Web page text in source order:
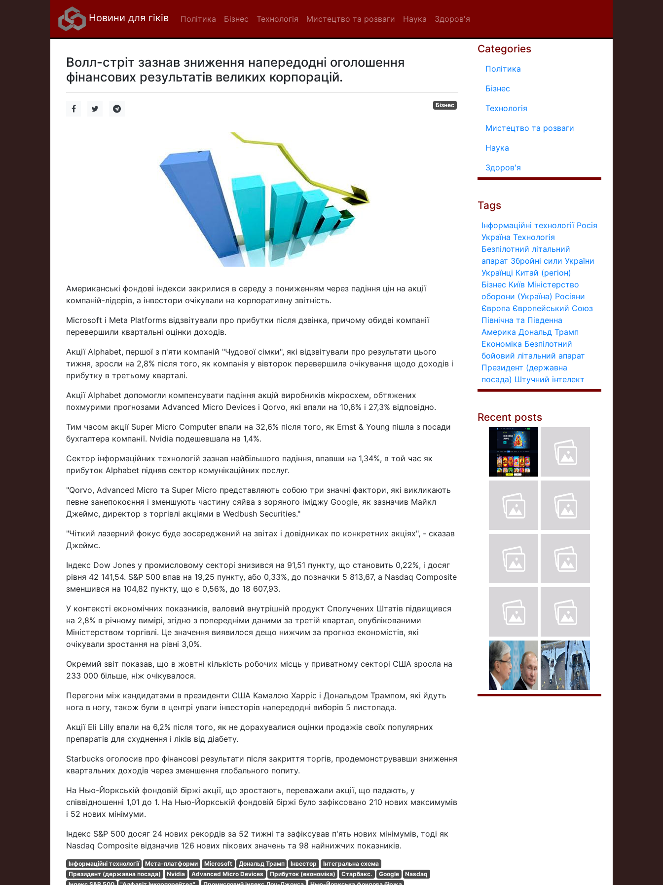
Новини для гіків Політика Бізнес Технологія Мистецтво та розваги Наука Здоров'я
Волл-стріт зазнав зниження напередодні оголошення
фінансових результатів великих корпорацій.
Бізнес
Американські фондові індекси закрилися в середу з пониженням через падіння цін на акції
компаній-лідерів, а інвестори очікували на корпоративну звітність.
Microsoft і Meta Platforms відзвітували про прибутки після дзвінка, причому обидві компанії
перевершили квартальні оцінки доходів.
Акції Alphabet, першої з п'яти компаній "Чудової сімки", які відзвітували про результати цього
тижня, зросли на 2,8% після того, як компанія у вівторок перевершила очікування щодо доходів і
прибутку в третьому кварталі.
Акції Alphabet допомогли компенсувати падіння акцій виробників мікросхем, обтяжених
похмурими прогнозами Advanced Micro Devices і Qorvo, які впали на 10,6% і 27,3% відповідно.
Тим часом акції Super Micro Computer впали на 32,6% після того, як Ernst & Young пішла з посади
бухгалтера компанії. Nvidia подешевшала на 1,4%.
Сектор інформаційних технологій зазнав найбільшого падіння, впавши на 1,34%, в той час як
прибуток Alphabet підняв сектор комунікаційних послуг.
"Qorvo, Advanced Micro та Super Micro представляють собою три значні фактори, які викликають
певне занепокоєння і зменшують частину сяйва з зоряного іміджу Google, як зазначив Майкл
Джеймс, директор з торгівлі акціями в Wedbush Securities."
"Чіткий лазерний фокус буде зосереджений на звітах і довідниках по конкретних акціях", - сказав
Джеймс.
Індекс Dow Jones у промисловому секторі знизився на 91,51 пункту, що становить 0,22%, і досяг
рівня 42 141,54. S&P 500 впав на 19,25 пункту, або 0,33%, до позначки 5 813,67, а Nasdaq Composite
зменшився на 104,82 пункту, що є 0,56%, до 18 607,93.
У контексті економічних показників, валовий внутрішній продукт Сполучених Штатів підвищився
на 2,8% в річному вимірі, згідно з попередніми даними за третій квартал, опублікованими
Міністерством торгівлі. Це значення виявилося дещо нижчим за прогноз економістів, які
очікували зростання на рівні 3,0%.
Окремий звіт показав, що в жовтні кількість робочих місць у приватному секторі США зросла на
233 000 більше, ніж очікувалося.
Перегони між кандидатами в президенти США Камалою Харріс і Дональдом Трампом, які йдуть
нога в ногу, також були в центрі уваги інвесторів напередодні виборів 5 листопада.
Акції Eli Lilly впали на 6,2% після того, як не дорахувалися оцінки продажів своїх популярних
препаратів для схуднення і ліків від діабету.
Starbucks оголосив про фінансові результати після закриття торгів, продемонструвавши зниження
квартальних доходів через зменшення глобального попиту.
На Нью-Йоркській фондовій біржі акції, що зростають, переважали акції, що падають, у
співвідношенні 1,01 до 1. На Нью-Йоркській фондовій біржі було зафіксовано 210 нових максимумів
і 52 нових мінімуми.
Індекс S&P 500 досяг 24 нових рекордів за 52 тижні та зафіксував п'ять нових мінімумів, тоді як
Nasdaq Composite відзначив 126 нових пікових значень та 98 найнижчих показників.
Інформаційні технології Мета-платформи Microsoft Дональд Трамп Інвестор
Інтегральна схема
Президент (державна посада)
Nvidia Advanced Micro Devices Прибуток (економіка) Старбакс. Google
Nasdaq
Categories
Політика
Бізнес
Технологія
Мистецтво та розваги
Наука
Здоров'я
Tags
Інформаційні технології Росія
Україна Технологія
Безпілотний літальний
апарат Збройні сили України
Українці Китай (регіон)
Бізнес Київ Міністерство
оборони (Україна) Росіяни
Європа Європейський Союз
Північна та Південна
Америка Дональд Трамп
Економіка Безпілотний
бойовий літальний апарат
Президент (державна
посада) Штучний інтелект
Recent posts